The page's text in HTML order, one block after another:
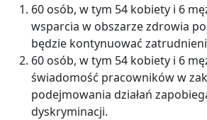
60 osób, w tym 54 kobiety i 6
wsparcia w obszarze zdrowia
będzie kontynuować
60 osób, w tym 54 kobiety i 6
świadomość pracowników w
podejmowania działań
dyskryminacji.